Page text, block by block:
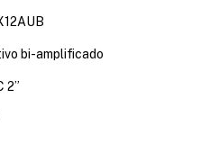
bi-amplificado
2”